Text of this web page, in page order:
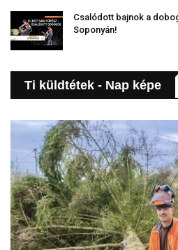
Csalódott bajnok a
Soponyán!
Ti küldtétek - Nap képe